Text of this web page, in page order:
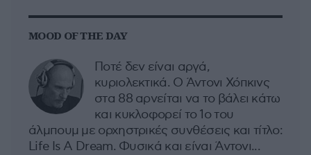
MOOD OF THE DAY
Ποτέ δεν είναι αργά,
κυριολεκτικά. Ο Άντονι Χόπκινς
στα 88 αρνείται να το βάλει κάτω
και κυκλοφορεί το 1ο του
άλμπουμ με ορχηστρικές συνθέσεις και τίτλο:
Life Is A Dream. Φυσικά και είναι Άντονι...